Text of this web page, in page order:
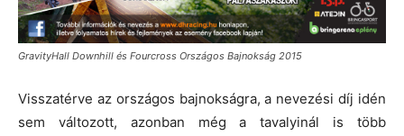
GravityHall Downhill és Fourcross Országos Bajnokság 2015
Visszatérve az országos bajnokságra, a nevezési díj idén
sem változott, azonban még a tavalyinál is több